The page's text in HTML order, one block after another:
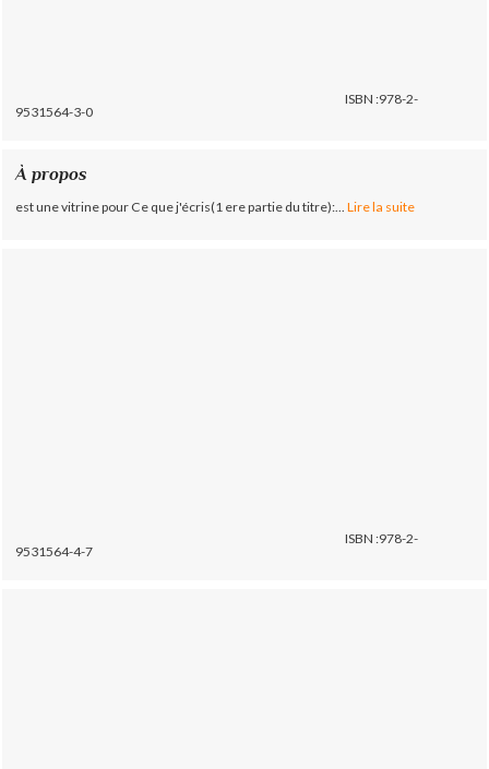
ISBN :978-2-
9531564-3-0
À propos
est une vitrine pour Ce que j'écris(1 ere partie du titre):... Lire la suite
ISBN :978-2-
9531564-4-7